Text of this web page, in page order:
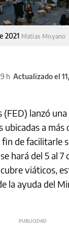
2021 Matias Moyano
h Actualizado el
(FED) lanzó
ubicadas a
fin de facilitarle
hará del 5 al
viáticos,
la ayuda del